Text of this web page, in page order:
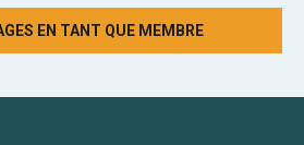
EN TANT QUE MEMBRE